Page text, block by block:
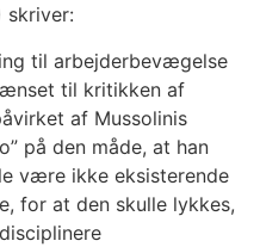
skriver:
til arbejderbevægelse
til kritikken af
af Mussolinis
på den måde, at han
være ikke eksisterende
for at den skulle lykkes,